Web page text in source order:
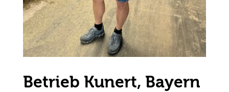
Betrieb Kunert, Bayern